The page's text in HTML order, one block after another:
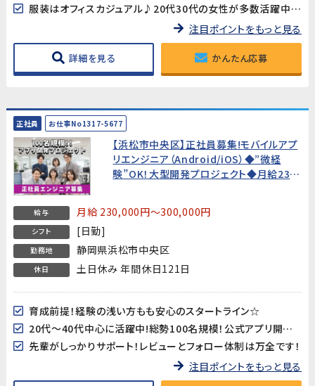
服装はオフィスカジュアル♪20代30代の女性が多数活躍中です!
注目ポイントをもっと見る
詳細を見る かんたん応募
正社員 お仕事No1317-5677
【浜松市中央区】正社員募集!モバイルアプ
リエンジニア（Android/iOS）◆”微経
験”OK！大型開発プロジェクト◆月給23万
給与 月給 230,000円～300,000円
シフト [日勤]
勤務地 静岡県浜松市中央区
休日 土日休み 年間休日121日
育成前提！経験の浅い方もも安心のスタートライン☆
20代～40代中心に活躍中!総勢100名規模！公式アプリ開発のダイナミックな現場に飛び込もう♪
先輩がしっかりサポート！レビューとフォロー体制は万全です！
注目ポイントをもっと見る